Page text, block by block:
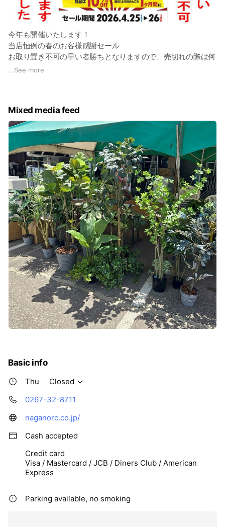
今年も開催いたします！
当店恒例の春のお客様感謝セール
お取り置き不可の早い者勝ちとなりますので、売切れの際は何
卒ご容赦ください。
...See more
Mixed media feed
Basic info
Thu
Closed
0267-32-8711
naganorc.co.jp/
Cash accepted
Credit card
Visa / Mastercard / JCB / Diners Club / American
Express
Parking available, no smoking